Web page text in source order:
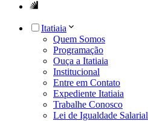
Itatiaia
Quem Somos
Programação
Ouça a Itatiaia
Institucional
Entre em Contato
Expediente Itatiaia
Trabalhe Conosco
Lei de Igualdade Salarial